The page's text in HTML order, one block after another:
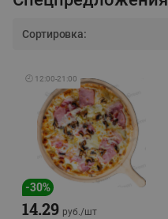
Сортировка:
🕘 12:00-21:00
-30%
14.29 руб./шт